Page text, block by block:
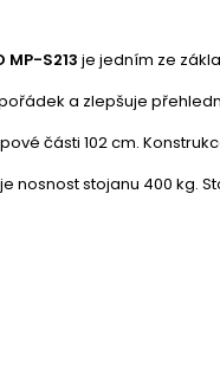
MP-S213 je jedním ze
a zlepšuje
části 102 cm.
nosnost stojanu 400 kg.